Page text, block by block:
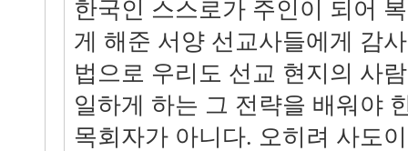
한국인 스스로가 주인이 되어
게 해준 서양 선교사들에게 감
법으로 우리도 선교 현지의 사
일하게 하는 그 전략을 배워야
목회자가 아니다. 오히려 사도